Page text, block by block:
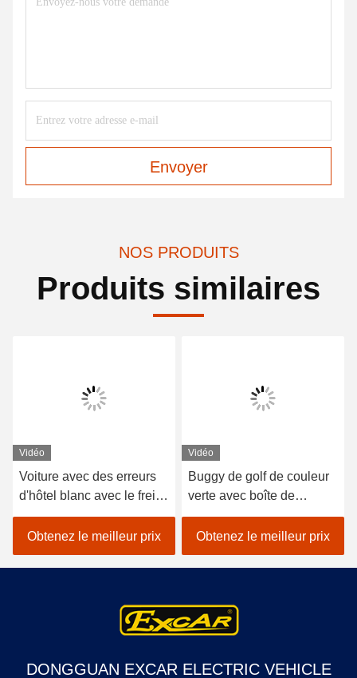
Envoyer
NOS PRODUITS
Produits similaires
Vidéo
Voiture avec des erreurs
d'hôtel blanc avec le frein
électromagnétique de
moteur de marque de
CDA
Obtenez le meilleur prix
Vidéo
Buggy de golf de couleur
verte avec boîte de
chargement en aluminium
Obtenez le meilleur prix
DONGGUAN EXCAR ELECTRIC VEHICLE